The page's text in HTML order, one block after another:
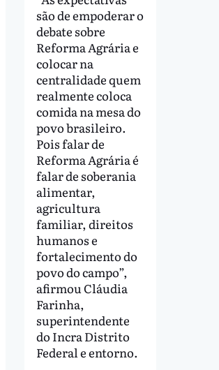
são de empoderar o
debate sobre
Reforma Agrária e
colocar na
centralidade quem
realmente coloca
comida na mesa do
povo brasileiro.
Pois falar de
Reforma Agrária é
falar de soberania
alimentar,
agricultura
familiar, direitos
humanos e
fortalecimento do
povo do campo”,
afirmou Cláudia
Farinha,
superintendente
do Incra Distrito
Federal e entorno.